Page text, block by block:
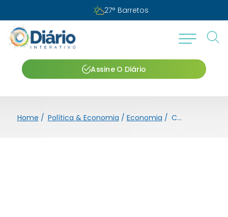
27° Barretos
Assine O Diário
Home / Política & Economia / Economia / Contas de água e esgoto terão reajuste em Barretos